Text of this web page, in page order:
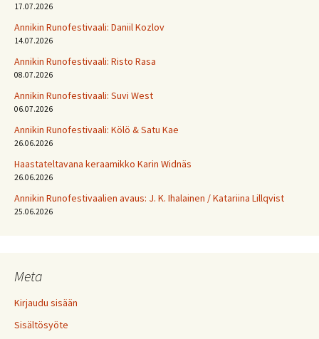
17.07.2026
Annikin Runofestivaali: Daniil Kozlov
14.07.2026
Annikin Runofestivaali: Risto Rasa
08.07.2026
Annikin Runofestivaali: Suvi West
06.07.2026
Annikin Runofestivaali: Kölö & Satu Kae
26.06.2026
Haastateltavana keraamikko Karin Widnäs
26.06.2026
Annikin Runofestivaalien avaus: J. K. Ihalainen / Katariina Lillqvist
25.06.2026
Meta
Kirjaudu sisään
Sisältösyöte